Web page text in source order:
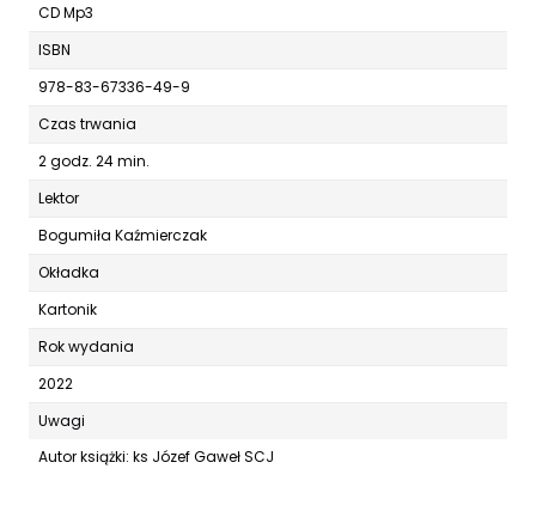
CD Mp3
ISBN
978-83-67336-49-9
Czas trwania
2 godz. 24 min.
Lektor
Bogumiła Kaźmierczak
Okładka
Kartonik
Rok wydania
2022
Uwagi
Autor książki: ks Józef Gaweł SCJ